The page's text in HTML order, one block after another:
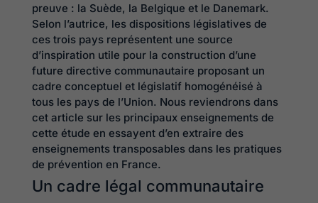
preuve : la Suède, la Belgique et le Danemark.
Selon l’autrice, les dispositions législatives de
ces trois pays représentent une source
d’inspiration utile pour la construction d’une
future directive communautaire proposant un
cadre conceptuel et législatif homogénéisé à
tous les pays de l’Union. Nous reviendrons dans
cet article sur les principaux enseignements de
cette étude en essayent d’en extraire des
enseignements transposables dans les pratiques
de prévention en France.
Un cadre légal communautaire